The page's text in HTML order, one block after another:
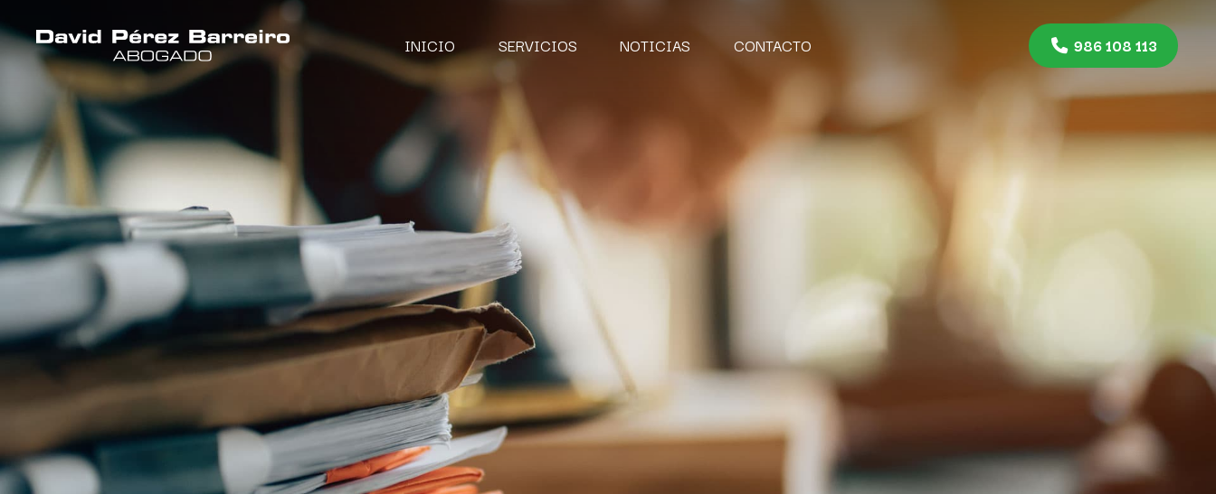
INICIO SERVICIOS NOTICIAS CONTACTO 986 108 113